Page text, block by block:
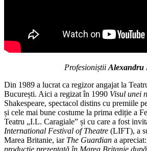
Profesioniștii Alexandru
Din 1989 a lucrat ca regizor angajat la
București. Aici a regizat în 1990 Visul unei
Shakespeare, spectacol distins cu premiile
și cele mai bune costume la prima ediție a
Teatru „I.L. Caragiale” și cu care a fost
International Festival of Theatre (LIFT), a
Marea Britanie, iar The Guardian a